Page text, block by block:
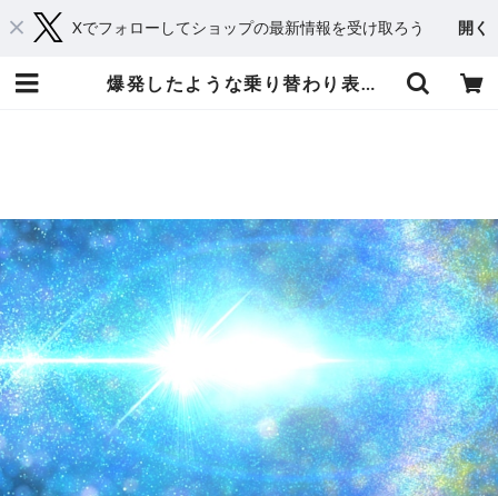
Xでフォローしてショップの最新情報を受け取ろう 開く
爆発したような乗り替わり表現 青系 | てれそ